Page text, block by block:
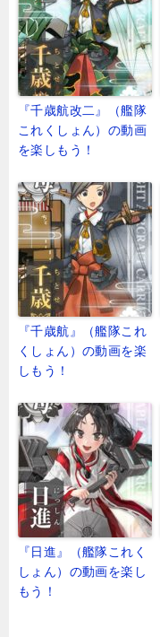
『千歳航改二』（艦隊
これくしょん）の動画
を楽しもう！
『千歳航』（艦隊これ
くしょん）の動画を楽
しもう！
『日進』（艦隊これく
しょん）の動画を楽し
もう！